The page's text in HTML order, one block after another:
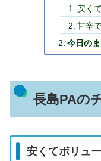
安く
甘辛
今日の
長島PAの
安くてボリュ